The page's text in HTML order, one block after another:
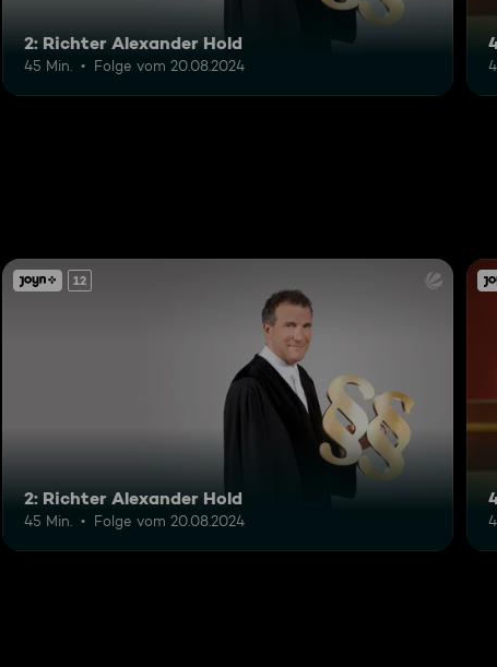
2: Richter Alexander Hold
45 Min. Folge vom 20.08.2024
12
2: Richter Alexander Hold
45 Min. Folge vom 20.08.2024